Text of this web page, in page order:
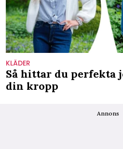
KLÄDER
Så hittar du perfekta
din kropp
Annons